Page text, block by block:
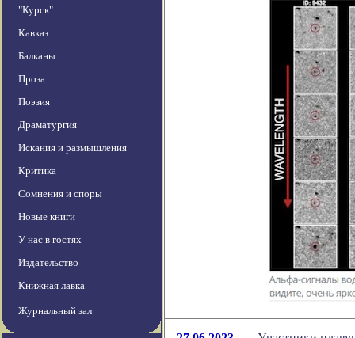
"Курск"
Кавказ
Балканы
Проза
Поэзия
Драматургия
Искания и размышления
Критика
Сомнения и споры
Новые книги
У нас в гостях
Издательство
Книжная лавка
Журнальный зал